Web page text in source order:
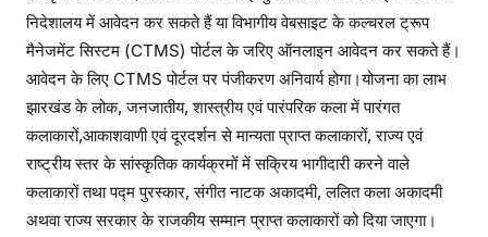
निदेशालय में आवेदन कर सकते हैं या विभागीय वेबसाइट के कल्चरल ट्रूप
मैनेजमेंट सिस्टम (CTMS) पोर्टल के जरिए ऑनलाइन आवेदन कर सकते हैं।
आवेदन के लिए CTMS पोर्टल पर पंजीकरण अनिवार्य होगा।योजना का लाभ
झारखंड के लोक, जनजातीय, शास्त्रीय एवं पारंपरिक कला में पारंगत
कलाकारों,आकाशवाणी एवं दूरदर्शन से मान्यता प्राप्त कलाकारों, राज्य एवं
राष्ट्रीय स्तर के सांस्कृतिक कार्यक्रमों में सक्रिय भागीदारी करने वाले
कलाकारों तथा पद्म पुरस्कार, संगीत नाटक अकादमी, ललित कला अकादमी
अथवा राज्य सरकार के राजकीय सम्मान प्राप्त कलाकारों को दिया जाएगा।